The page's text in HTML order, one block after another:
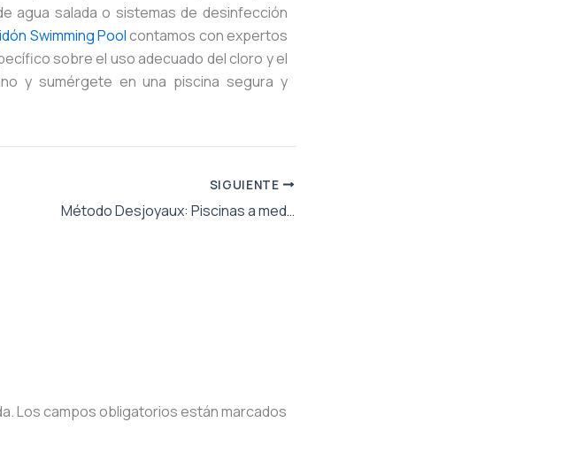
agua salada o sistemas de desinfección
Swimming Poolcontamos con expertos
sobre el uso adecuado del cloro y el
y sumérgete en una piscina segura y
SIGUIENTE
Método Desjoyaux: Piscinas a medida, accesibles e innovadoras
Los campos obligatorios están marcados